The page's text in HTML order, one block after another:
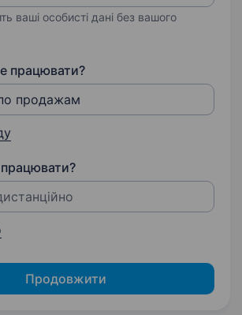
ваші особисті дані без вашого
працювати?
Продовжити